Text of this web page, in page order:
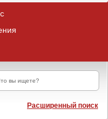
Расширенный поиск